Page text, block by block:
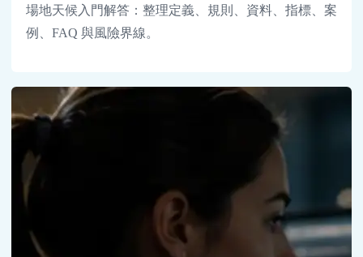
場地天候入門解答：整理定義、規則、資料、指標、案
例、FAQ 與風險界線。